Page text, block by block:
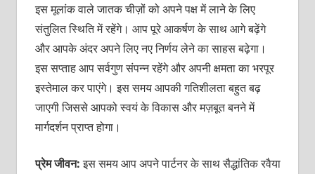
इस मूलांक वाले जातक चीज़ों को अपने पक्ष में लाने के लिए
संतुलित स्थिति में रहेंगे। आप पूरे आकर्षण के साथ आगे बढ़ेंगे
और आपके अंदर अपने लिए नए निर्णय लेने का साहस बढ़ेगा।
इस सप्‍ताह आप सर्वगुण संपन्‍न रहेंगे और अपनी क्षमता का भरपूर
इस्‍तेमाल कर पाएंगे। इस समय आपकी गतिशीलता बहुत बढ़
जाएगी जिससे आपको स्‍वयं के विकास और मज़बूत बनने में
मार्गदर्शन प्राप्‍त होगा।
प्रेम जीवन:इस समय आप अपने पार्टनर के साथ सैद्धांतिक रवैया